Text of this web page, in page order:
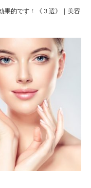
果的です！《３選》｜美容